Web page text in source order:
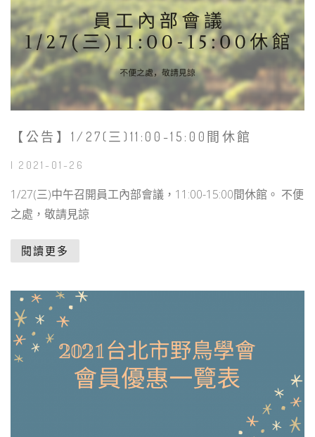
【公告】1/27(三)11:00-15:00間休館
| 2021-01-26
1/27(三)中午召開員工內部會議，11:00-15:00間休館。 不便
之處，敬請見諒
閱讀更多